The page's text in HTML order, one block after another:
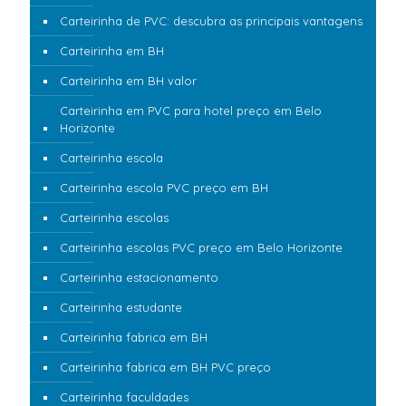
Carteirinha de PVC: descubra as principais vantagens
Carteirinha em BH
Carteirinha em BH valor
Carteirinha em PVC para hotel preço em Belo
Horizonte
Carteirinha escola
Carteirinha escola PVC preço em BH
Carteirinha escolas
Carteirinha escolas PVC preço em Belo Horizonte
Carteirinha estacionamento
Carteirinha estudante
Carteirinha fabrica em BH
Carteirinha fabrica em BH PVC preço
Carteirinha faculdades